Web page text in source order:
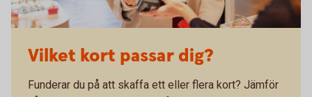
Vilket kort passar dig?
Funderar du på att skaffa ett eller flera kort? Jämför